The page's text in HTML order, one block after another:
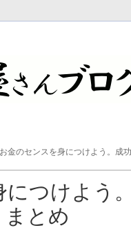
お金のセンスを身につけよう。成
つけよう
とめ